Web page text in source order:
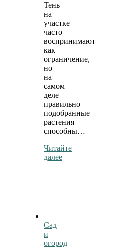
Тень
на
участке
часто
воспринимают
как
ограничение,
но
на
самом
деле
правильно
подобранные
растения
способны…
Читайте
далее
Сад
и
огород